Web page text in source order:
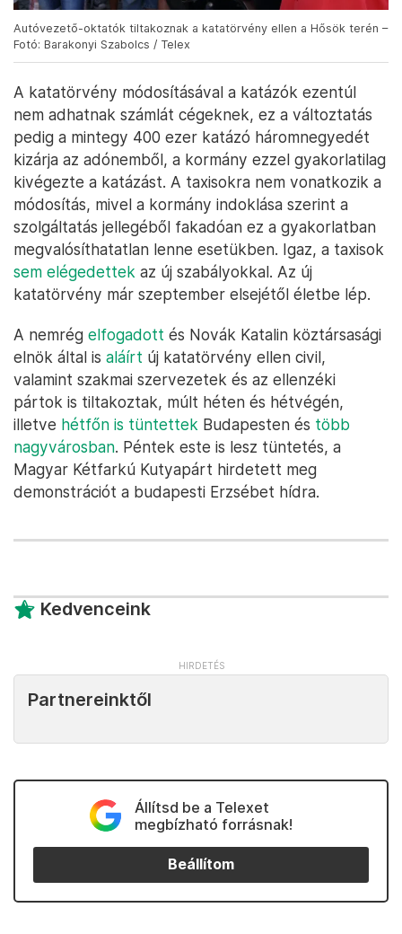
Autóvezető-oktatók tiltakoznak a katatörvény ellen a Hősök terén –
Fotó: Barakonyi Szabolcs / Telex
A katatörvény módosításával a katázók ezentúl
nem adhatnak számlát cégeknek, ez a változtatás
pedig a mintegy 400 ezer katázó háromnegyedét
kizárja az adónemből, a kormány ezzel gyakorlatilag
kivégezte a katázást. A taxisokra nem vonatkozik a
módosítás, mivel a kormány indoklása szerint a
szolgáltatás jellegéből fakadóan ez a gyakorlatban
megvalósíthatatlan lenne esetükben. Igaz, a taxisok
sem elégedettek az új szabályokkal. Az új
katatörvény már szeptember elsejétől életbe lép.
A nemrég elfogadott és Novák Katalin köztársasági
elnök által is aláírt új katatörvény ellen civil,
valamint szakmai szervezetek és az ellenzéki
pártok is tiltakoztak, múlt héten és hétvégén,
illetve hétfőn is tüntettek Budapesten és több
nagyvárosban. Péntek este is lesz tüntetés, a
Magyar Kétfarkú Kutyapárt hirdetett meg
demonstrációt a budapesti Erzsébet hídra.
Kedvenceink
Partnereinktől
Állítsd be a Telexet
megbízható forrásnak!
Beállítom